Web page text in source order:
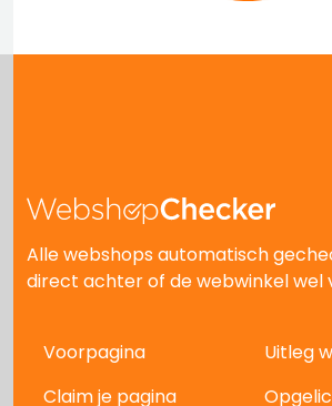
Alle webshops automatisch
direct achter of de webwinkel wel
Voorpagina
Uitleg
Claim je pagina